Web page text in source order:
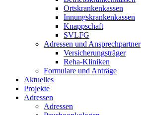
Ortskrankenkassen
Innungskrankenkassen
Knappschaft
SVLFG
Adressen und Ansprechpartner
Versicherungsträger
Reha-Kliniken
Formulare und Anträge
Aktuelles
Projekte
Adressen
Adressen